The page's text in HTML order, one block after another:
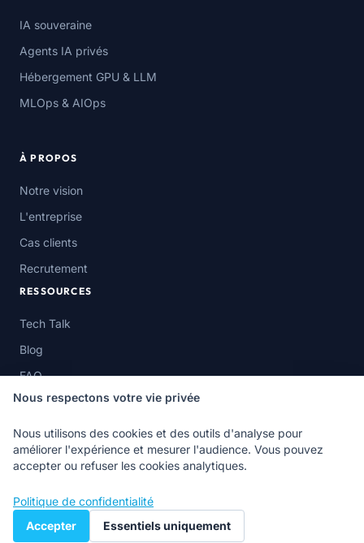
Nous respectons votre vie privée
Nous utilisons des cookies et des outils d'analyse pour
améliorer l'expérience et mesurer l'audience. Vous pouvez
accepter ou refuser les cookies analytiques.
Politique de confidentialité
Accepter
Essentiels uniquement
IA souveraine
Agents IA privés
Hébergement GPU & LLM
MLOps & AIOps
À PROPOS
Notre vision
L'entreprise
Cas clients
Recrutement
RESSOURCES
Tech Talk
Blog
FAQ
© Cloud Inspire SAS 2026 — Rueil Malmaison, France ·
Abidjan, Côte d'Ivoire